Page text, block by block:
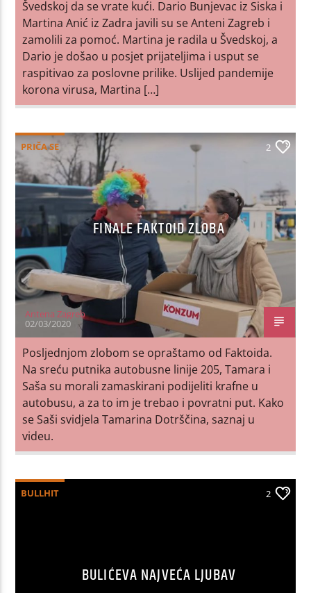
Švedskoj da se vrate kući. Dario Bunjevac iz Siska i
Martina Anić iz Zadra javili su se Anteni Zagreb i
zamolili za pomoć. Martina je radila u Švedskoj, a
Dario je došao u posjet prijateljima i usput se
raspitivao za poslovne prilike. Uslijed pandemije
korona virusa, Martina […]
PRIČA SE 2
FINALE FAKTOID ZLOBA
Antena Zagreb
02/03/2020
Posljednjom zlobom se opraštamo od Faktoida.
Na sreću putnika autobusne linije 205, Tamara i
Saša su morali zamaskirani podijeliti krafne u
autobusu, a za to im je trebao i povratni put. Kako
se Saši svidjela Tamarina Dotrščina, saznaj u
videu.
BULLHIT 2
BULIĆEVA NAJVEĆA LJUBAV